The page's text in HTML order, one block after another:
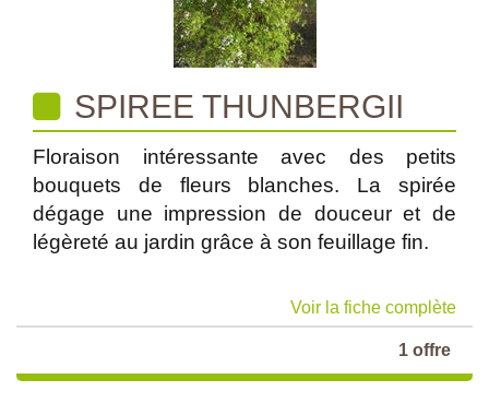
SPIREE THUNBERGII
Floraison intéressante avec des petits
bouquets de fleurs blanches. La spirée
dégage une impression de douceur et de
légèreté au jardin grâce à son feuillage fin.
Voir la fiche complète
1 offre